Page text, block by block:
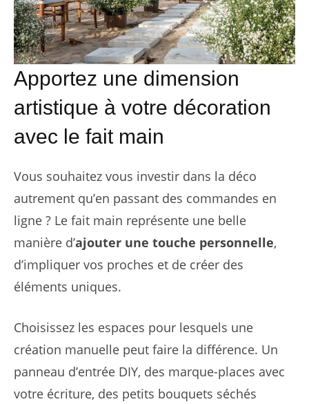
Apportez une dimension
artistique à votre décoration
avec le fait main
Vous souhaitez vous investir dans la déco
autrement qu’en passant des commandes en
ligne ? Le fait main représente une belle
manière d’ajouter une touche personnelle,
d’impliquer vos proches et de créer des
éléments uniques.
Choisissez les espaces pour lesquels une
création manuelle peut faire la différence. Un
panneau d’entrée DIY, des marque-places avec
votre écriture, des petits bouquets séchés